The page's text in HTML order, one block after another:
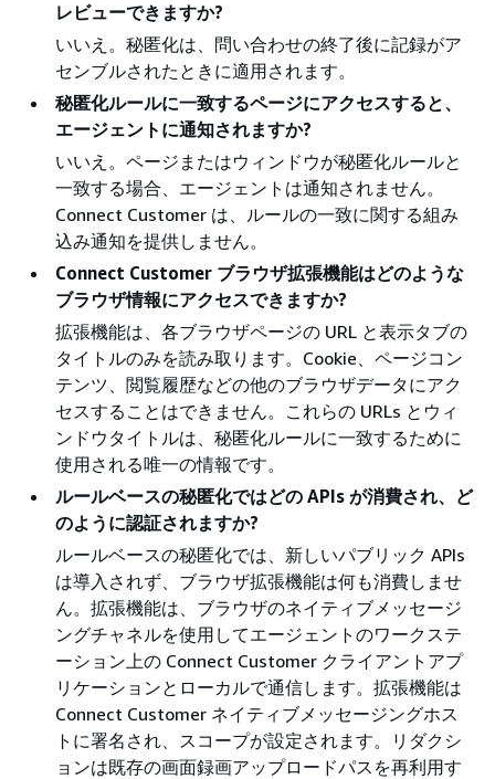
レビューできますか?
いいえ。秘匿化は、問い合わせの終了後に記録がア
センブルされたときに適用されます。
秘匿化ルールに一致するページにアクセスすると、
エージェントに通知されますか?
いいえ。ページまたはウィンドウが秘匿化ルールと
一致する場合、エージェントは通知されません。
Connect Customer は、ルールの一致に関する組み
込み通知を提供しません。
Connect Customer ブラウザ拡張機能はどのような
ブラウザ情報にアクセスできますか?
拡張機能は、各ブラウザページの URL と表示タブの
タイトルのみを読み取ります。Cookie、ページコン
テンツ、閲覧履歴などの他のブラウザデータにアク
セスすることはできません。これらの URLs とウィ
ンドウタイトルは、秘匿化ルールに一致するために
使用される唯一の情報です。
ルールベースの秘匿化ではどの APIs が消費され、ど
のように認証されますか?
ルールベースの秘匿化では、新しいパブリック APIs
は導入されず、ブラウザ拡張機能は何も消費しませ
ん。拡張機能は、ブラウザのネイティブメッセージ
ングチャネルを使用してエージェントのワークステ
ーション上の Connect Customer クライアントアプ
リケーションとローカルで通信します。拡張機能は
Connect Customer ネイティブメッセージングホス
トに署名され、スコープが設定されます。リダクシ
ョンは既存の画面録画アップロードパスを再利用す